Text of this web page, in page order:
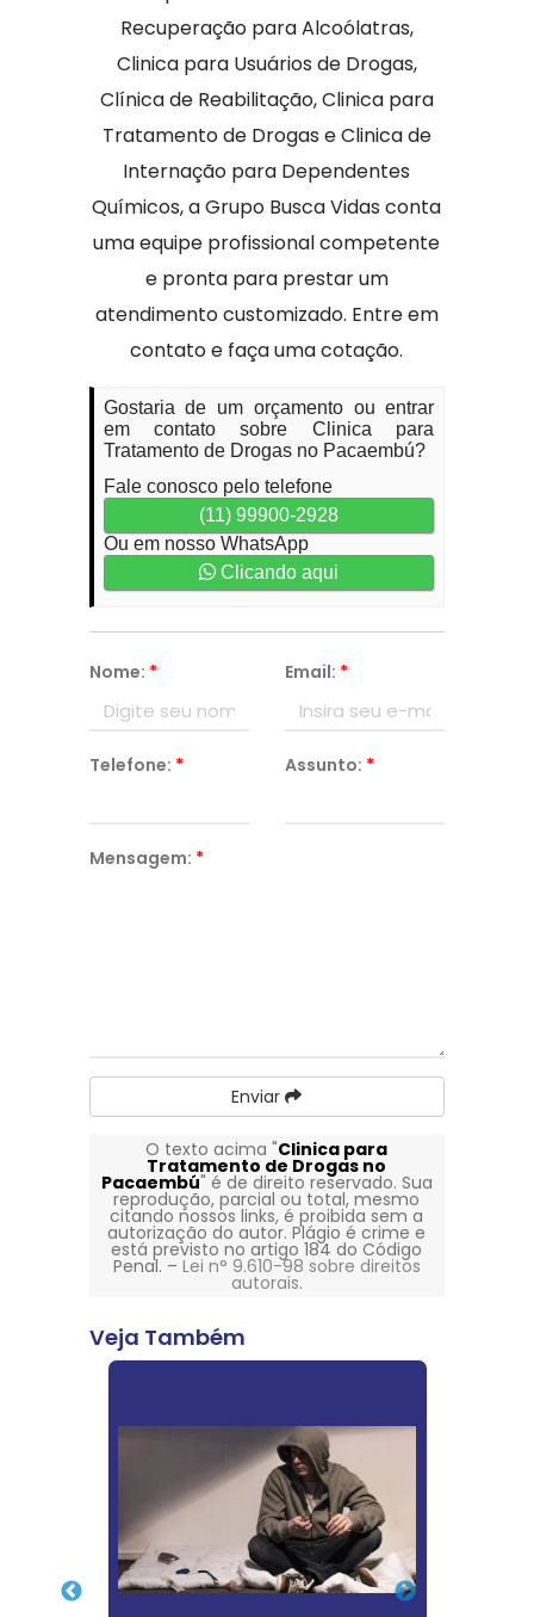
Recuperação para Alcoólatras,
Clinica para Usuários de Drogas,
Clínica de Reabilitação, Clinica para
Tratamento de Drogas e Clinica de
Internação para Dependentes
Químicos, a Grupo Busca Vidas conta
uma equipe profissional competente
e pronta para prestar um
atendimento customizado. Entre em
contato e faça uma cotação.
Gostaria de um orçamento ou entrar
em contato sobre Clinica para
Tratamento de Drogas no Pacaembú?
Fale conosco pelo telefone
(11) 99900-2928
Ou em nosso WhatsApp
Clicando aqui
Nome: * Email: *
Telefone: * Assunto: *
Mensagem: *
Enviar
O texto acima "Clinica para
Tratamento de Drogas no
Pacaembú" é de direito reservado. Sua
reprodução, parcial ou total, mesmo
citando nossos links, é proibida sem a
autorização do autor. Plágio é crime e
está previsto no artigo 184 do Código
Penal. – Lei n° 9.610-98 sobre direitos
autorais.
Veja Também